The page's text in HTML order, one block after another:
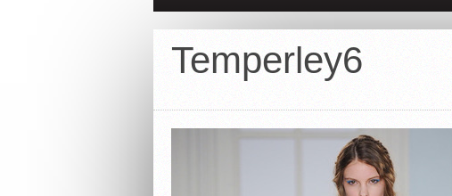
Temperley6